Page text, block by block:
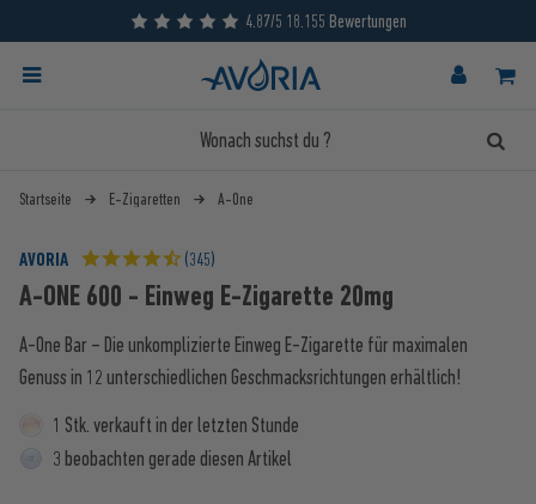
4.87/5 18.155 Bewertungen
Startseite E-Zigaretten A-One
AVORIA (345)
A-ONE 600 - Einweg E-Zigarette 20mg
A-One Bar – Die unkomplizierte Einweg E-Zigarette für maximalen
Genuss in 12 unterschiedlichen Geschmacksrichtungen erhältlich!
1 Stk. verkauft in der letzten Stunde
3 beobachten gerade diesen Artikel